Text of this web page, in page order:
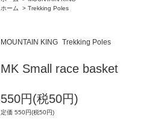
ホーム
> Trekking Poles
MOUNTAIN KING Trekking Poles
MK Small race basket
550円(税50円)
定価 550円(税50円)